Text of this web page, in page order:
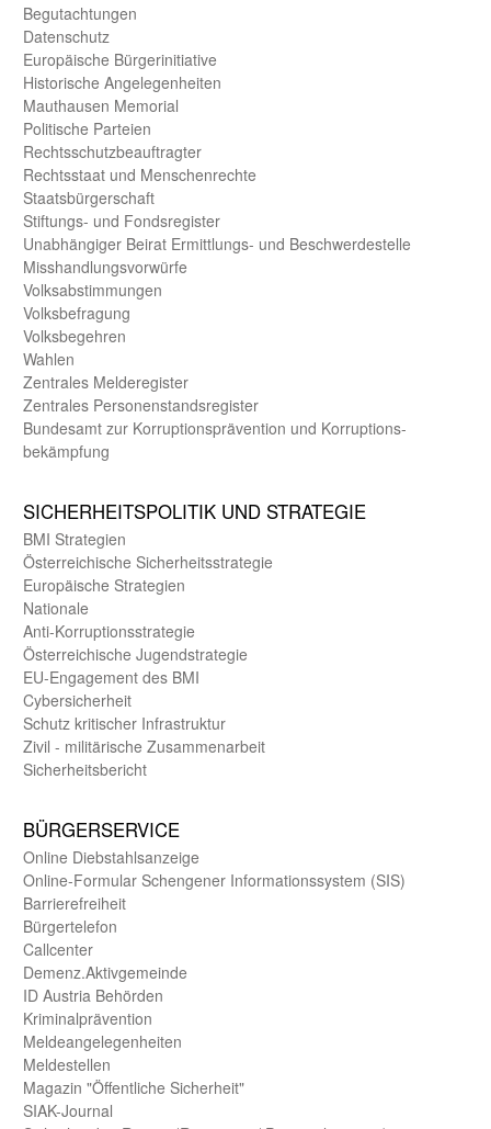
Begut­achtungen
Daten­schutz
Europäische Bürger­initiative
Historische Angelegen­heiten
Mauthausen Memorial
Politische Parteien
Rechts­schutz­beauftragter
Rechts­staat und Menschen­rechte
Staats­bürger­schaft
Stiftungs- und Fonds­register
Unab­hängiger Beirat Ermittlungs- und Beschwerde­stelle
Misshandlungs­vorwürfe
Volks­abstimmungen
Volks­befragung
Volks­begehren
Wahlen
Zentrales Melde­register
Zentrales Personen­stands­register
Bundes­amt zur Korrup­tions­prävention und Korrup­tions­
bekämpfung
SICHER­HEITS­POLITIK UND STRATEGIE
BMI Strategien
Öster­reichische Sicherheits­strategie
Europäische Strategien
Nationale
Anti-Korruptions­strategie
Öster­reichische Jugend­strategie
EU-Engagement des BMI
Cybersicherheit
Schutz kritischer Infra­struktur
Zivil - militärische Zusammen­arbeit
Sicherheits­bericht
BÜRGER­SERVICE
Online Diebstahls­anzeige
Online-Formular Schengener Informationssystem (SIS)
Barriere­freiheit
Bürger­telefon
Call­center
Demenz.Aktiv­gemeinde
ID Austria Behörden
Kriminal­prävention
Melde­an­ge­le­gen­heiten
Meld­estellen
Magazin "Öffentliche Sicherheit"
SIAK-Journal